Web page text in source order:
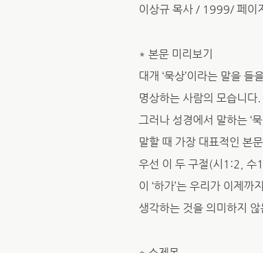
이상규 목사 / 1999/ 페이
* 본문 미리보기
대개 ‘묵상’이라는 말을
명상하는 사람의 모습니다
그러나 성경에서 말하는 ‘
말할 때 가장 대표적인 본
우선 이 두 구절(시1:2, 수
이 ‘하가’는 우리가 이제까
생각하는 것을 의미하지 않